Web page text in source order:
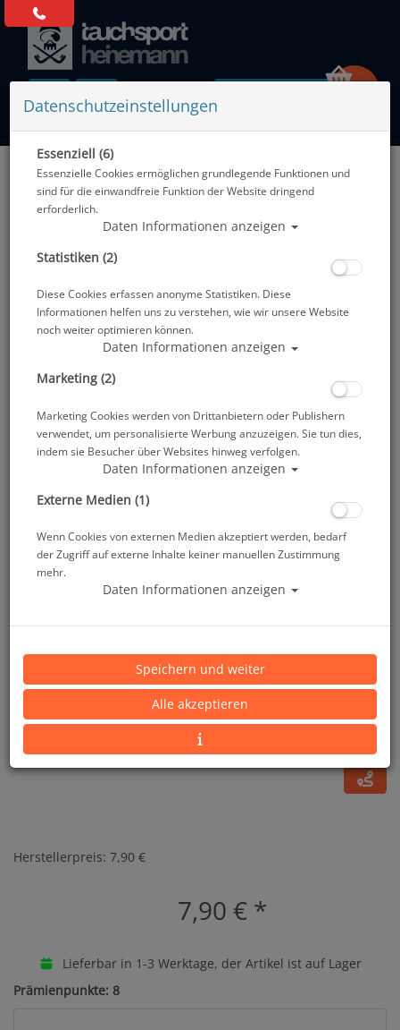
Alle Artikel zeigen aus: Zubehör
USB Abdeckung - Micro HD & HD 2.0
Artikelnr.: scu-835501009
Herstellerpreis: 7,90 €
7,90 € *
Lieferbar in 1-3 Werktage, der Artikel ist auf Lager
Prämienpunkte: 8
Datenschutzeinstellungen
Essenziell (6)
Essenzielle Cookies ermöglichen grundlegende Funktionen und
sind für die einwandfreie Funktion der Website dringend
erforderlich.
Daten Informationen anzeigen
Statistiken (2)
Diese Cookies erfassen anonyme Statistiken. Diese
Informationen helfen uns zu verstehen, wie wir unsere Website
noch weiter optimieren können.
Daten Informationen anzeigen
Marketing (2)
Marketing Cookies werden von Drittanbietern oder Publishern
verwendet, um personalisierte Werbung anzuzeigen. Sie tun dies,
indem sie Besucher über Websites hinweg verfolgen.
Daten Informationen anzeigen
Externe Medien (1)
Wenn Cookies von externen Medien akzeptiert werden, bedarf
der Zugriff auf externe Inhalte keiner manuellen Zustimmung
mehr.
Daten Informationen anzeigen
Speichern und weiter
Alle akzeptieren